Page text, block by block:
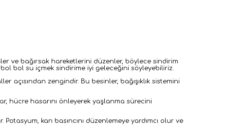
ve bağırsak hareketlerini düzenler, böylece sindirim
bol bol su içmek sindirime iyi geleceğini söyleyebiliriz.
açısından zengindir. Bu besinler, bağışıklık sistemini
hücre hasarını önleyerek yaşlanma sürecini
kan basıncını düzenlemeye yardımcı olur ve